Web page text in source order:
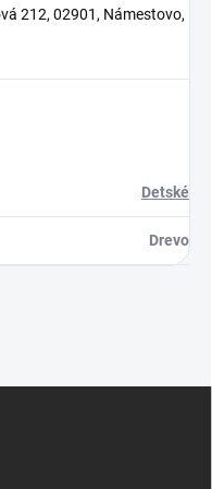
212, 02901, Námestovo,
Detské
Drevo